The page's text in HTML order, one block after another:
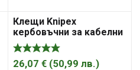
Клещи Knipex
кербовъчни за кабелни
накрайници 230mm
26,07 € (50,99 лв.)